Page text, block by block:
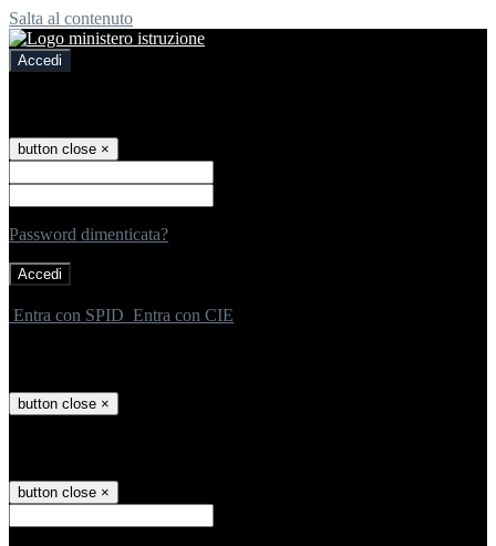
Salta al contenuto
Accedi
button close ×
Password dimenticata?
Entra con SPID Entra con CIE
button close ×
button close ×